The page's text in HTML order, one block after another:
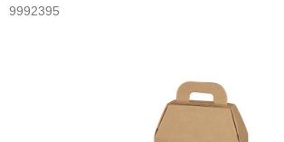
9992395